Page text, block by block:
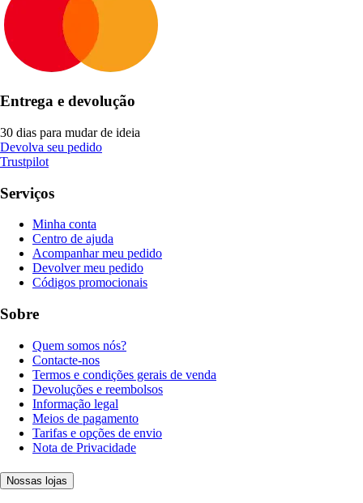
Entrega e devolução
30 dias para mudar de ideia
Devolva seu pedido
Trustpilot
Serviços
Minha conta
Centro de ajuda
Acompanhar meu pedido
Devolver meu pedido
Códigos promocionais
Sobre
Quem somos nós?
Contacte-nos
Termos e condições gerais de venda
Devoluções e reembolsos
Informação legal
Meios de pagamento
Tarifas e opções de envio
Nota de Privacidade
Nossas lojas